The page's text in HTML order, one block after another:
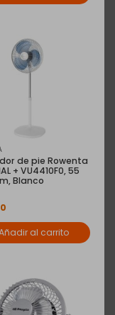
de pie Rowenta
+ VU4410F0, 55
Blanco
al carrito